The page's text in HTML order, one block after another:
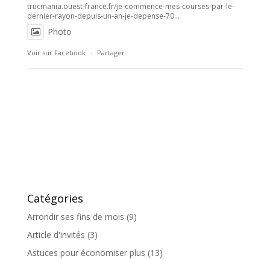
trucmania.ouest-france.fr/je-commence-mes-courses-par-le-
dernier-rayon-depuis-un-an-je-depense-70...
Photo
Voir sur Facebook · Partager
Catégories
Arrondir ses fins de mois (9)
Article d'invités (3)
Astuces pour économiser plus (13)